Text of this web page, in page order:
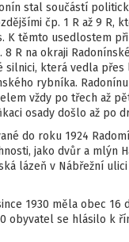
stal součástí
čp. 1 R až 9 R,
K těmto usedlostem
8 R na okraji
silnici, která vedla přes
rybníka.
vždy po třech až
osady došlo až po
do roku 1924
jako dvůr a mlýn
lázeň v Nábřežní
1930 měla obec 16
obyvatel se hlásilo k